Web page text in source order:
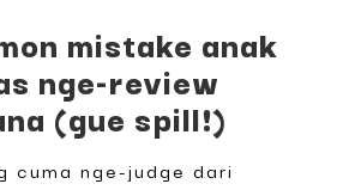
mistake anak
nge-review
(gue spill!)
cuma nge-judge dari